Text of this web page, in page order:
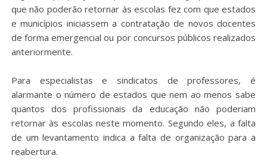
que não poderão retornar às escolas fez com que estados
e municípios iniciassem a contratação de novos docentes
de forma emergencial ou por concursos públicos realizados
anteriormente.
Para especialistas e sindicatos de professores, é
alarmante o número de estados que nem ao menos sabe
quantos dos profissionais da educação não poderiam
retornar às escolas neste momento. Segundo eles, a falta
de um levantamento indica a falta de organização para a
reabertura.